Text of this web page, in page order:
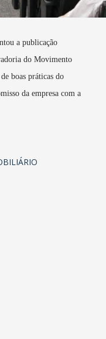
a publicação
do Movimento
boas práticas do
da empresa com a